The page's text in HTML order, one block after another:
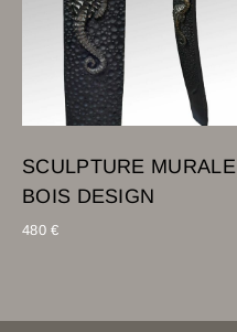
SCULPTURE MURALE
BOIS DESIGN
480€